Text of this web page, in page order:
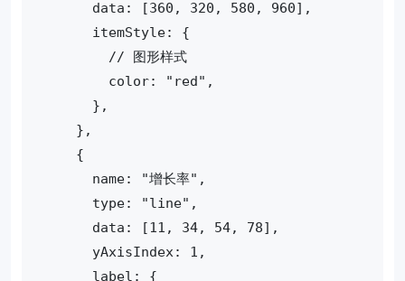
data: [360, 320, 580, 960],
itemStyle: {
// 图形样式
color: "red",
},
},
{
name: "增长率",
type: "line",
data: [11, 34, 54, 78],
yAxisIndex: 1,
label: {